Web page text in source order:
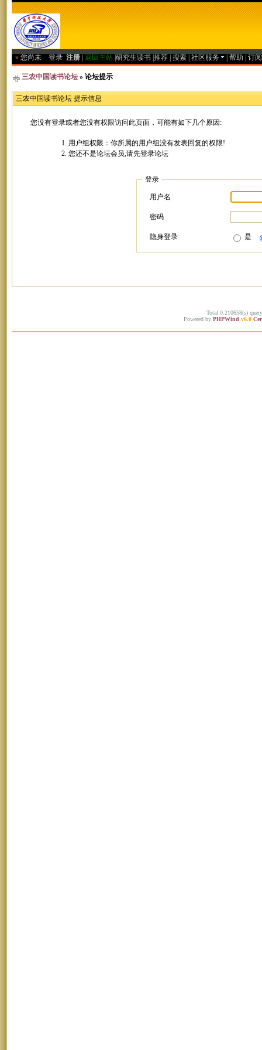
» 您尚未 登录 注册 返回主站 研究生读书 推荐 搜索 社区服务 帮助 订
三农中国读书论坛 » 论坛提示
三农中国读书论坛 提示信息
您没有登录或者您没有权限访问此页面，可能有如下几个原因:
用户组权限：你所属的用户组没有发表回复的权限!
您还不是论坛会员,请先登录论坛
登录
用户名
密码
隐身登录 是
Total 0.210658(s)
Powered by PHPWind v6.0